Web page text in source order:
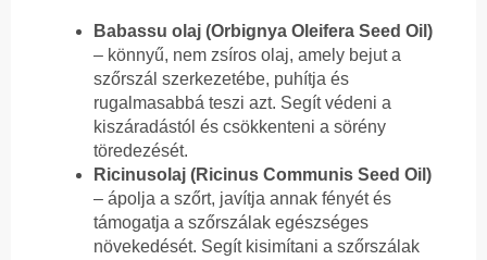
Babassu olaj (Orbignya Oleifera Seed Oil)
– könnyű, nem zsíros olaj, amely bejut a
szőrszál szerkezetébe, puhítja és
rugalmasabbá teszi azt. Segít védeni a
kiszáradástól és csökkenteni a sörény
töredezését.
Ricinusolaj (Ricinus Communis Seed Oil)
– ápolja a szőrt, javítja annak fényét és
támogatja a szőrszálak egészséges
növekedését. Segít kisimítani a szőrszálak